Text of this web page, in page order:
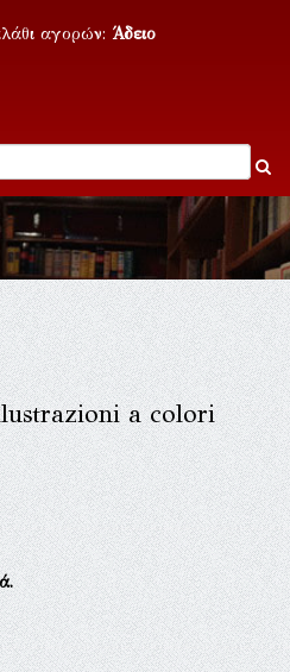
αγορών: Άδειο
a colori